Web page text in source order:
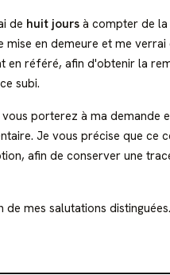
de huit jours à compter de
en demeure et me verrai
en référé, afin d'obtenir la
subi.
porterez à ma demande
Je vous précise que ce
afin de conserver une
mes salutations distinguées.